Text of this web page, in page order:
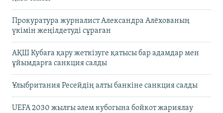
Прокуратура журналист Александра Алёхованың
үкімін жеңілдетуді сұраған
АҚШ Кубаға қару жеткізуге қатысы бар адамдар мен
ұйымдарға санкция салды
Ұлыбритания Ресейдің алты банкіне санкция салды
UEFA 2030 жылғы әлем кубогына бойкот жариялау